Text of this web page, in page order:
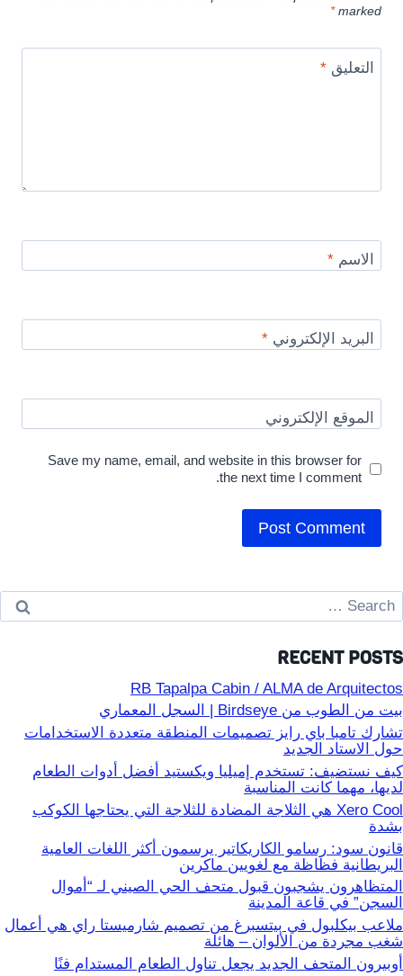
marked
*
التعليق*
الاسم*
البريد الإلكتروني*
الموقع الإلكتروني
Save my name, email, and website in this browser for
the next time I comment.
Search
for:
RECENT POSTS
RB Tapalpa Cabin / ALMA de Arquitectos
بيت من الطوب من Birdseye | السجل المعماري
تشارك تامبا باي رايز تصميمات المنطقة متعددة الاستخدامات
حول الاستاد الجديد
كيف نستضيف: تستخدم إميليا ويكستيد أفضل أدوات الطعام
لديها، مهما كانت المناسبة
Xero Cool هي الثلاجة المضادة للثلاجة التي يحتاجها الكوكب
بشدة
قانون سود: رسامو الكاريكاتير يرسمون أكثر اللغات العامية
البريطانية فظاظة مع لغويين ماكرين
المتظاهرون يشجبون قبول متحف الحي الصيني لـ “أموال
السجن” في قاعة المدينة
ملاعب بيكلبول في بيتسبرغ من تصميم شارميستا راي هي أعمال
شغب مجردة من الألوان – هائلة
أوبيرون المتحف الجديد يجعل تناول الطعام المستدام فنًا